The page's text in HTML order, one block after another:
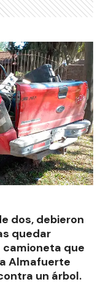
dos, debieron
quedar
camioneta que
Almafuerte
un árbol.